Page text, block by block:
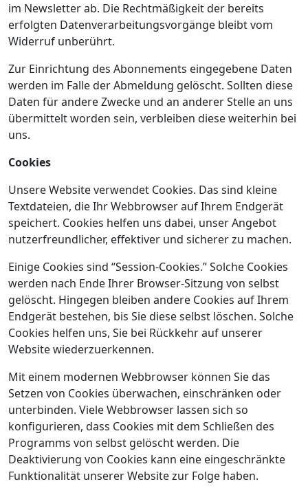
im Newsletter ab. Die Rechtmäßigkeit der bereits
erfolgten Datenverarbeitungsvorgänge bleibt vom
Widerruf unberührt.
Zur Einrichtung des Abonnements eingegebene Daten
werden im Falle der Abmeldung gelöscht. Sollten diese
Daten für andere Zwecke und an anderer Stelle an uns
übermittelt worden sein, verbleiben diese weiterhin bei
uns.
Cookies
Unsere Website verwendet Cookies. Das sind kleine
Textdateien, die Ihr Webbrowser auf Ihrem Endgerät
speichert. Cookies helfen uns dabei, unser Angebot
nutzerfreundlicher, effektiver und sicherer zu machen.
Einige Cookies sind “Session-Cookies.” Solche Cookies
werden nach Ende Ihrer Browser-Sitzung von selbst
gelöscht. Hingegen bleiben andere Cookies auf Ihrem
Endgerät bestehen, bis Sie diese selbst löschen. Solche
Cookies helfen uns, Sie bei Rückkehr auf unserer
Website wiederzuerkennen.
Mit einem modernen Webbrowser können Sie das
Setzen von Cookies überwachen, einschränken oder
unterbinden. Viele Webbrowser lassen sich so
konfigurieren, dass Cookies mit dem Schließen des
Programms von selbst gelöscht werden. Die
Deaktivierung von Cookies kann eine eingeschränkte
Funktionalität unserer Website zur Folge haben.